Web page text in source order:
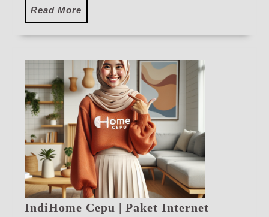
Read More
More
IndiHome Cepu | Paket Internet